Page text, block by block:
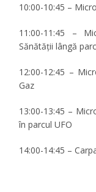
10:00-10:45 –
11:00-11:45 –
Sănătății lângă parc
12:00-12:45 –
Gaz
13:00-13:45 –
în parcul UFO
14:00-14:45 –